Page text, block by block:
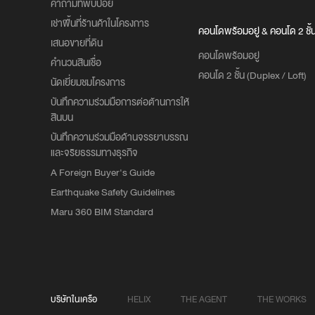
เช่าพื้นที่ร้านค้าในโครงการ
เสนอขายที่ดิน
คำนวนสินเชื่อ
นัดเยี่ยมชมโครงการ
บันทึกความร่วมมือการต่อต้านการให้
สินบน
บันทึกความร่วมมือด้านจรรยาบรรณ
และจริยธรรมทางธุรกิจ
A Foreign Buyer's Guide
Earthquake Safety Guidelines
Maru 360 BIM Standard
คอนโดพร้อมอยู่ & คอนโด 2 ชั้
คอนโดพร้อมอยู่
คอนโด 2 ชั้น (Duplex / Loft)
บริษัทในเครือ HELIX THE AGENT THE WORKS